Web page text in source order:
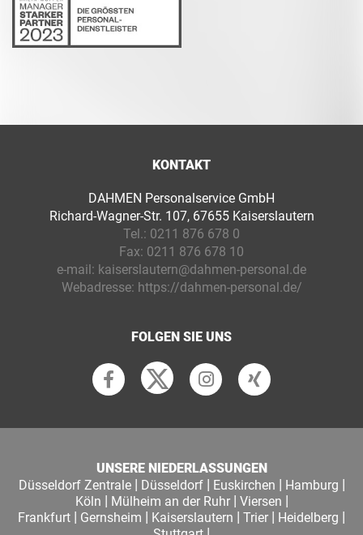
KONTAKT
DAHMEN Personalservice GmbH
Richard-Wagner-Str. 107, 67655 Kaiserslautern
Tel.: 0211 876 678 0
Fax: 0211 876 678 10
e-mail: kaiserslautern@dahmen-personal.de
Webadresse: https://dahmen-personal.de/
FOLGEN SIE UNS
UNSERE NIEDERLASSUNGEN
Düsseldorf Zentrale| Düsseldorf| Euskirchen | Hamburg |
Köln | Mülheim an der Ruhr| Viersen |
Frankfurt | Gernsheim | Kaiserslautern | Trier | Heidelberg |